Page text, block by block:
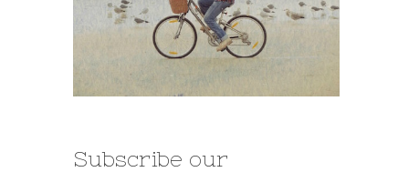
Subscribe our